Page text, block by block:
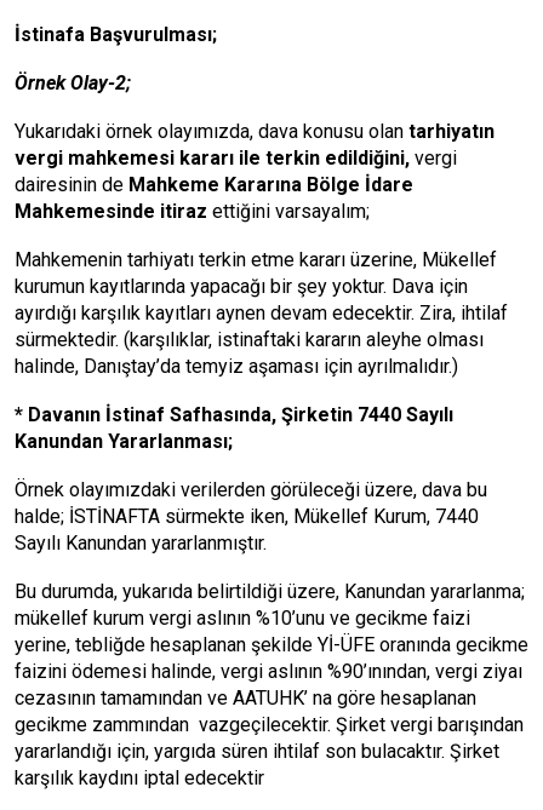
İstinafa Başvurulması;
Örnek Olay-2;
Yukarıdaki örnek olayımızda, dava konusu olan tarhiyatın
vergi mahkemesi kararı ile terkin edildiğini, vergi
dairesinin de Mahkeme Kararına Bölge İdare
Mahkemesinde itiraz ettiğini varsayalım;
Mahkemenin tarhiyatı terkin etme kararı üzerine, Mükellef
kurumun kayıtlarında yapacağı bir şey yoktur. Dava için
ayırdığı karşılık kayıtları aynen devam edecektir. Zira, ihtilaf
sürmektedir. (karşılıklar, istinaftaki kararın aleyhe olması
halinde, Danıştay’da temyiz aşaması için ayrılmalıdır.)
* Davanın İstinaf Safhasında, Şirketin 7440 Sayılı
Kanundan Yararlanması;
Örnek olayımızdaki verilerden görüleceği üzere, dava bu
halde; İSTİNAFTA sürmekte iken, Mükellef Kurum, 7440
Sayılı Kanundan yararlanmıştır.
Bu durumda, yukarıda belirtildiği üzere, Kanundan yararlanma;
mükellef kurum vergi aslının %10’unu ve gecikme faizi
yerine, tebliğde hesaplanan şekilde Yİ-ÜFE oranında gecikme
faizini ödemesi halinde, vergi aslının %90’ınından, vergi ziyaı
cezasının tamamından ve AATUHK’ na göre hesaplanan
gecikme zammından vazgeçilecektir. Şirket vergi barışından
yararlandığı için, yargıda süren ihtilaf son bulacaktır. Şirket
karşılık kaydını iptal edecektir